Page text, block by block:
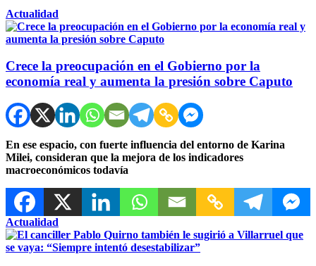
Actualidad
Crece la preocupación en el Gobierno por la
economía real y aumenta la presión sobre Caputo
En ese espacio, con fuerte influencia del entorno de Karina
Milei, consideran que la mejora de los indicadores
macroeconómicos todavía
Actualidad